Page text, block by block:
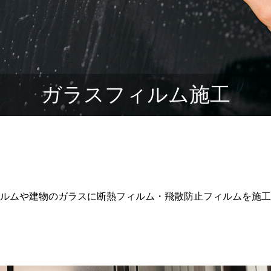
ガラスフィルム施工
ムや建物のガラスに断熱フィルム・飛散防止フィルムを施